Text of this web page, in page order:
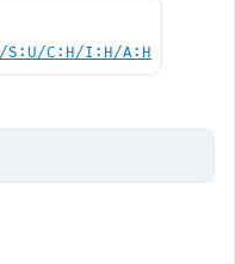
S:U/C:H/I:H/A:H